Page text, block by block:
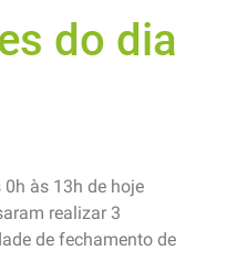
do dia
às 13h de hoje
realizar 3
de fechamento de